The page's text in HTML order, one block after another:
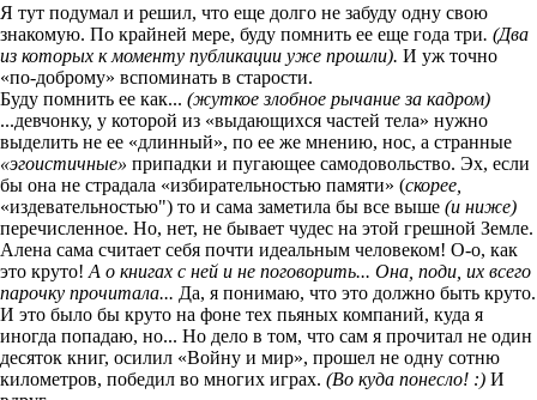
Я тут подумал и решил, что еще долго не забуду одну свою
знакомую. По крайней мере, буду помнить ее еще года три. (Два
из которых к моменту публикации уже прошли). И уж точно
«по-доброму» вспоминать в старости.
Буду помнить ее как... (жуткое злобное рычание за кадром)
...девчонку, у которой из «выдающихся частей тела» нужно
выделить не ее «длинный», по ее же мнению, нос, а странные
«эгоистичные» припадки и пугающее самодовольство. Эх, если
бы она не страдала «избирательностью памяти» (скорее,
«издевательностью") то и сама заметила бы все выше (и ниже)
перечисленное. Но, нет, не бывает чудес на этой грешной Земле.
Алена сама считает себя почти идеальным человеком! О-о, как
это круто! А о книгах с ней и не поговорить... Она, поди, их всего
парочку прочитала... Да, я понимаю, что это должно быть круто.
И это было бы круто на фоне тех пьяных компаний, куда я
иногда попадаю, но... Но дело в том, что сам я прочитал не один
десяток книг, осилил «Войну и мир», прошел не одну сотню
километров, победил во многих играх. (Во куда понесло! :) И